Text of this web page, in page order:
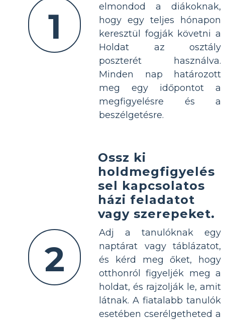
1
elmondod a diákoknak,
hogy egy teljes hónapon
keresztül fogják követni a
Holdat az osztály
poszterét használva.
Minden nap határozott
meg egy időpontot a
megfigyelésre és a
beszélgetésre.
2
Ossz ki
holdmegfigyelés
sel kapcsolatos
házi feladatot
vagy szerepeket.
Adj a tanulóknak egy
naptárat vagy táblázatot,
és kérd meg őket, hogy
otthonról figyeljék meg a
holdat, és rajzolják le, amit
látnak. A fiatalabb tanulók
esetében cserélgetheted a